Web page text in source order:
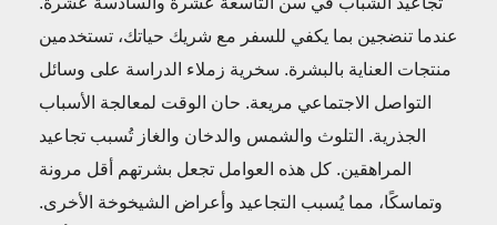
عندما تنضجين بما يكفي للسفر مع شريك حياتك، تستخدمين
منتجات العناية بالبشرة. سخرية زملاء الدراسة على وسائل
التواصل الاجتماعي مريعة. حان الوقت لمعالجة الأسباب
الجذرية. التلوث والشمس والدخان والغاز تُسبب تجاعيد
المراهقين. كل هذه العوامل تجعل بشرتهم أقل مرونة
وتماسكًا، مما يُسبب التجاعيد وأعراض الشيخوخة الأخرى.